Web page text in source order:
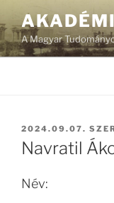
A Magyar
BEKÜLDVE:
2024.09.07.
Navratil
Név: